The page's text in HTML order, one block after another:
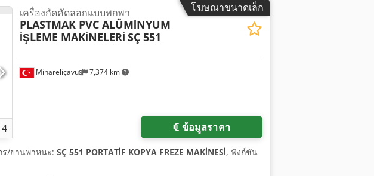
โฆษณาขนาดเล็ก
4
Minareliçavuş 7,374 km
เครื่องกัดคัดลอกแบบพกพา
PLASTMAK PVC ALÜMİNYUM
İŞLEME MAKİNELERİ SÇ 551
ข้อมูลราคา
ร/ยานพาหนะ: SÇ 551 PORTATİF KOPYA FREZE MAKİNESİ, ฟังก์ชัน